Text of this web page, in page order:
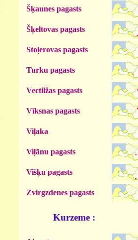
Šķaunes pagasts
Šķeltovas pagasts
Stoļerovas pagasts
Turku pagasts
Vectilžas pagasts
Vīksnas pagasts
Viļaka
Viļānu pagasts
Višķu pagasts
Zvirgzdenes pagasts
Kurzeme :